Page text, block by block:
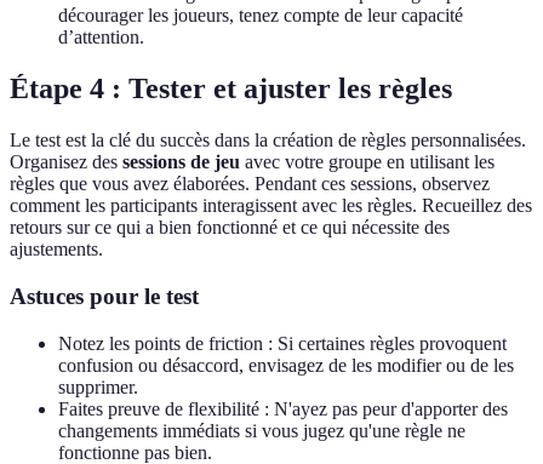
décourager les joueurs, tenez compte de leur capacité
d’attention.
Étape 4 : Tester et ajuster les règles
Le test est la clé du succès dans la création de règles personnalisées.
Organisez des sessions de jeu avec votre groupe en utilisant les
règles que vous avez élaborées. Pendant ces sessions, observez
comment les participants interagissent avec les règles. Recueillez des
retours sur ce qui a bien fonctionné et ce qui nécessite des
ajustements.
Astuces pour le test
Notez les points de friction : Si certaines règles provoquent
confusion ou désaccord, envisagez de les modifier ou de les
supprimer.
Faites preuve de flexibilité : N'ayez pas peur d'apporter des
changements immédiats si vous jugez qu'une règle ne
fonctionne pas bien.